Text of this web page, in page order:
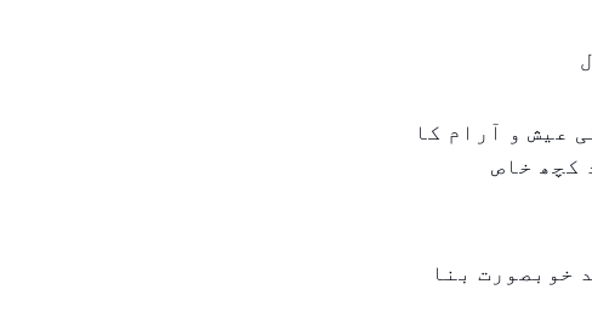
عیش و آرام کا
کچھ خاص
خوبصورت بنا